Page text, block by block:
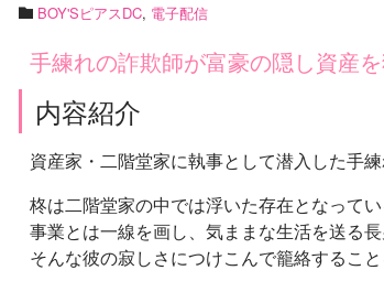
BOY'SピアスDC, 電子配信
手練れの詐欺師が富豪の隠し資産
内容紹介
資産家・二階堂家に執事として潜入した手
柊は二階堂家の中では浮いた存在となってい
事業とは一線を画し、気ままな生活を送る長
そんな彼の寂しさにつけこんで籠絡するこ